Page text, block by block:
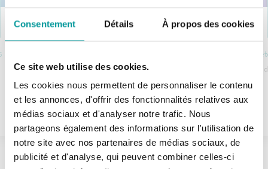
Consentement Détails À propos des cookies
Ce site web utilise des cookies.
Les cookies nous permettent de personnaliser le contenu
et les annonces, d'offrir des fonctionnalités relatives aux
médias sociaux et d'analyser notre trafic. Nous
partageons également des informations sur l'utilisation de
notre site avec nos partenaires de médias sociaux, de
publicité et d'analyse, qui peuvent combiner celles-ci
Suite Adriatique
Une vue spectaculaire depuis le penthouse de
l'hôtel
EN SAVOIR PLUS
-10% de